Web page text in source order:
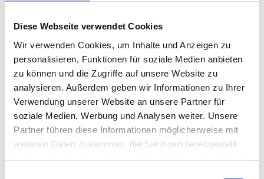
Diese Webseite verwendet Cookies
Wir verwenden Cookies, um Inhalte und Anzeigen zu
personalisieren, Funktionen für soziale Medien anbieten
zu können und die Zugriffe auf unsere Website zu
analysieren. Außerdem geben wir Informationen zu Ihrer
Verwendung unserer Website an unsere Partner für
soziale Medien, Werbung und Analysen weiter. Unsere
Partner führen diese Informationen möglicherweise mit
weiteren Daten zusammen, die Sie ihnen bereitgestellt
haben oder die sie im Rahmen Ihrer Nutzung der Dienste
München / Trudering München Cadolzburg
Taufkirchen Garching München / Milbertshofen-Am Hart
München / Pasing Illesheim Poing Fürth
Landsberied
Höhenkirchen-Siegertsbrunn Schwarzenbruck Krailling
Erlangen
Dachau Immobilienverkauf München
Makler Nürnberg Wohnungverkauf Fürth weitere Orte
Immobilie Immo Eigentumswohnung
Eigentumswohnungen
Wohnung